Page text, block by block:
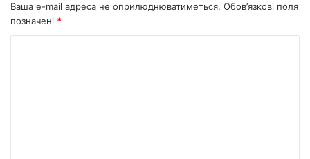
Ваша e-mail адреса не оприлюднюватиметься. Обов’язкові поля
позначені *